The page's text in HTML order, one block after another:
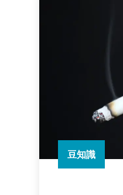
豆知識